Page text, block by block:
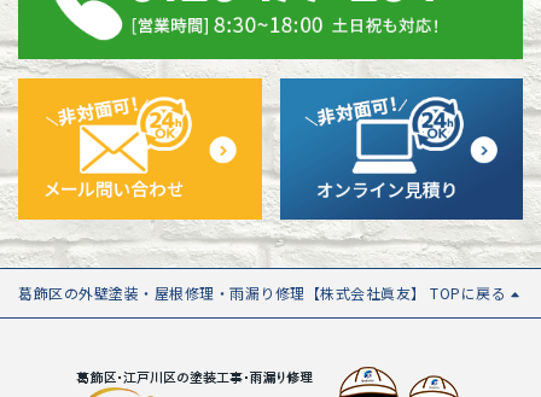
葛飾区の外壁塗装・屋根修理・雨漏り修理【株式会社眞友】 TOPに戻る